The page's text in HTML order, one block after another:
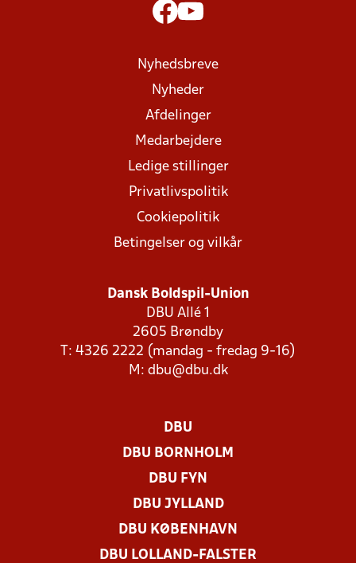
Nyhedsbreve
Nyheder
Afdelinger
Medarbejdere
Ledige stillinger
Privatlivspolitik
Cookiepolitik
Betingelser og vilkår
Dansk Boldspil-Union
DBU Allé 1
2605 Brøndby
T: 4326 2222 (mandag - fredag 9-16)
M: dbu@dbu.dk
DBU
DBU BORNHOLM
DBU FYN
DBU JYLLAND
DBU KØBENHAVN
DBU LOLLAND-FALSTER